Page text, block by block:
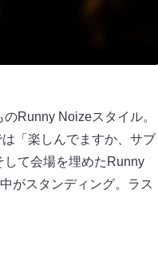
Runny Noizeスタイル。
「楽しんでますか、サブ
して会場を埋めたRunny
がスタンディング。ラス